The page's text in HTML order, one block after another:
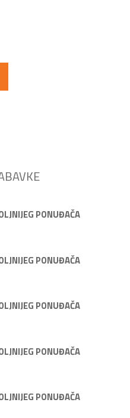
PONUĐAČA
PONUĐAČA
PONUĐAČA
PONUĐAČA
PONUĐAČA